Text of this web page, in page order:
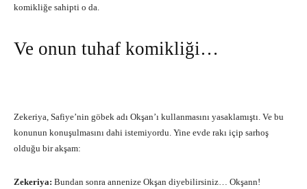
komikliğe sahipti o da.
Ve onun tuhaf komikliği…
Zekeriya, Safiye’nin göbek adı Okşan’ı kullanmasını yasaklamıştı. Ve bu
konunun konuşulmasını dahi istemiyordu. Yine evde rakı içip sarhoş
olduğu bir akşam:
Zekeriya: Bundan sonra annenize Okşan diyebilirsiniz… Okşann!